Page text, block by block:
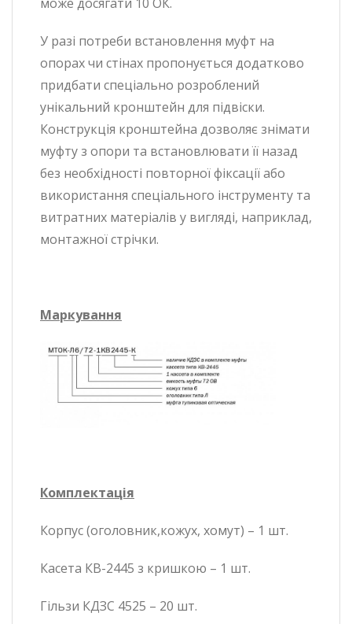
У разі потреби встановлення муфт на
опорах чи стінах пропонується додатково
придбати спеціально розроблений
унікальний кронштейн для підвіски.
Конструкція кронштейна дозволяє знімати
муфту з опори та встановлювати її назад
без необхідності повторної фіксації або
використання спеціального інструменту та
витратних матеріалів у вигляді, наприклад,
монтажної стрічки.
Маркування
Комплектація
Корпус (оголовник,кожух, хомут) – 1 шт.
Касета КВ-2445 з кришкою – 1 шт.
Гільзи КДЗС 4525 – 20 шт.